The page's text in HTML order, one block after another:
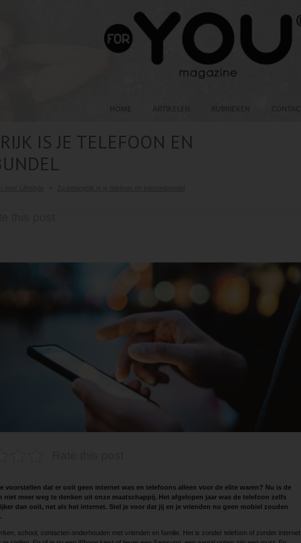
IS JE TELEFOON EN
voorstellen dat er ooit geen internet was en telefoons alleen voor de elite waren? Nu is de
niet meer weg te denken uit onze maatschappij. Het afgelopen jaar was de telefoon zelfs
dan ooit, net als het internet. Stel je voor dat jij en je vrienden nu geen mobiel zouden
school, contacten onderhouden met vrienden en familie. Het is zonder telefoon of zonder internet